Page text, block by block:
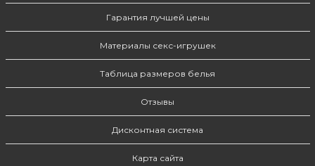
Гарантия лучшей цены
Материалы секс-игрушек
Таблица размеров белья
Отзывы
Дисконтная система
Карта сайта